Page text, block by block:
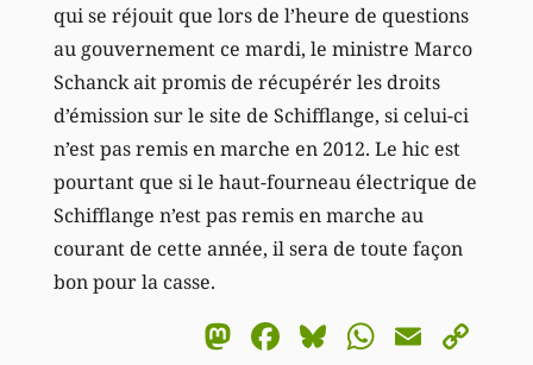
qui se réjouit que lors de l’heure de questions
au gouvernement ce mardi, le ministre Marco
Schanck ait promis de récupérér les droits
d’émission sur le site de Schifflange, si celui-ci
n’est pas remis en marche en 2012. Le hic est
pourtant que si le haut-fourneau électrique de
Schifflange n’est pas remis en marche au
courant de cette année, il sera de toute façon
bon pour la casse.
Mastodon
Facebook
BlueskyEmail